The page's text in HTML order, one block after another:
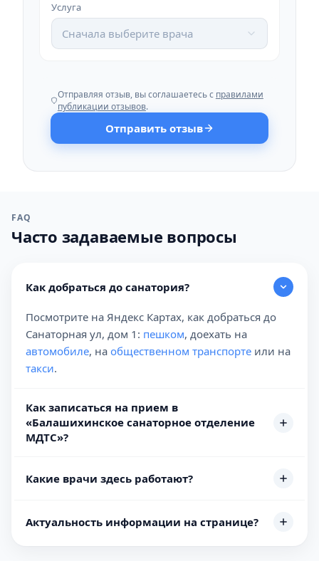
Услуга
Сначала выберите врача
Отправляя отзыв, вы соглашаетесь с правилами
публикации отзывов.
Отправить отзыв
FAQ
Часто задаваемые вопросы
Как добраться до санатория?
Посмотрите на Яндекс Картах, как добраться до
Санаторная ул, дом 1: пешком, доехать на
автомобиле, на общественном транспорте или на
такси.
Как записаться на прием в
«Балашихинское санаторное отделение
МДТС»?
Какие врачи здесь работают?
Актуальность информации на странице?